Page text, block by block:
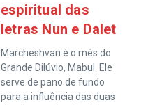
espiritual das
letras Nun e Dalet
Marcheshvan é o mês do
Grande Dilúvio, Mabul. Ele
serve de pano de fundo
para a influência das duas